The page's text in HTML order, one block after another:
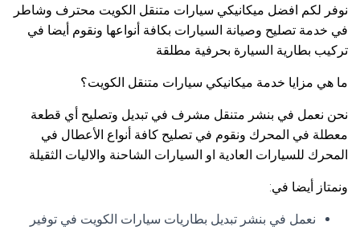
نوفر لكم افضل ميكانيكي سيارات متنقل الكويت محترف وشاطر
في خدمة تصليح وصيانة السيارات بكافة أنواعها ونقوم أيضا في
تركيب بطارية السيارة بحرفية مطلقة
ما هي مزايا خدمة ميكانيكي سيارات متنقل الكويت؟
نحن نعمل في بنشر متنقل مشرف في تبديل وتصليح أي قطعة
معطلة في المحرك ونقوم في تصليح كافة أنواع الأعطال في
المحرك للسيارات العادية او السيارات الشاحنة والاليات الثقيلة
ونمتاز أيضا في:
نعمل في بنشر تبديل بطاريات سيارات الكويت في توفير